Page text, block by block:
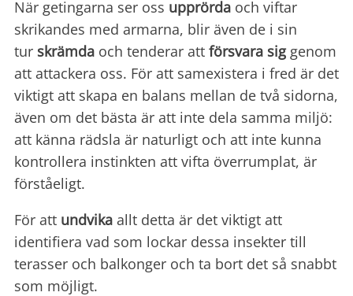
När getingarna ser oss upprörda och viftar
skrikandes med armarna, blir även de i sin
tur skrämda och tenderar att försvara siggenom
att attackera oss. För att samexistera i fred är det
viktigt att skapa en balans mellan de två sidorna,
även om det bästa är att inte dela samma miljö:
att känna rädsla är naturligt och att inte kunna
kontrollera instinkten att vifta överrumplat, är
förståeligt.
För att undvika allt detta är det viktigt att
identifiera vad som lockar dessa insekter till
terasser och balkonger och ta bort det så snabbt
som möjligt.